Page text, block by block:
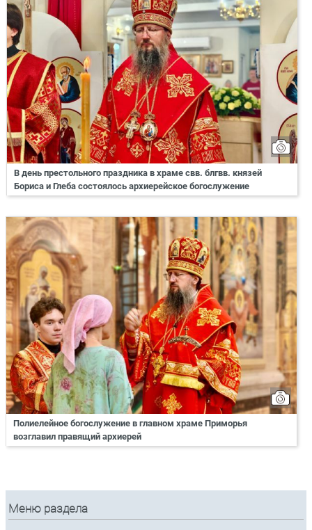
В день престольного праздника в храме свв. блгвв. князей
Бориса и Глеба состоялось архиерейское богослужение
Полиелейное богослужение в главном храме Приморья
возглавил правящий архиерей
Меню раздела